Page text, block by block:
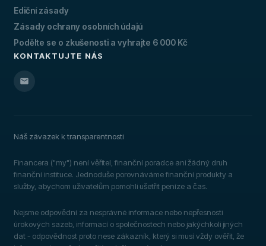
Ediční zásady
Zásady ochrany osobních údajú
Podělte se o zkušenosti a vyhrajte 6 000 Kč
KONTAKTUJTE NÁS
Náš závazek k transparentnosti
Financera ("my") není věřitel, finanční poradce ani žádný druh
finanční instituce. Jednoduše porovnáváme finanční produkty a
služby, abychom uživatelům pomohli ušetřit peníze a čas.
Nejsme odpovědní za nesprávné informace nebo nepřesnosti
úrokových sazeb, informací o společnostech nebo jakýchkoli jiných
dat - odpovědnost proto nese zákazník, který si musí vždy ověřit, že